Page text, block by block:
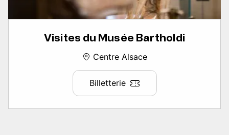
Visites du Musée Bartholdi
Centre Alsace
Billetterie